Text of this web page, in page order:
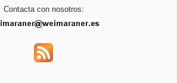
Contacta con nosotros: